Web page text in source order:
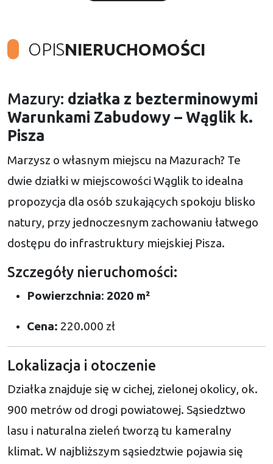
OPISNIERUCHOMOŚCI
Mazury: działka z bezterminowymi
Warunkami Zabudowy – Wąglik k.
Pisza
Marzysz o własnym miejscu na Mazurach? Te
dwie działki w miejscowości Wąglik to idealna
propozycja dla osób szukających spokoju blisko
natury, przy jednoczesnym zachowaniu łatwego
dostępu do infrastruktury miejskiej Pisza.
Szczegóły nieruchomości:
Powierzchnia: 2020 m²
Cena: 220.000 zł
Lokalizacja i otoczenie
Działka znajduje się w cichej, zielonej okolicy, ok.
900 metrów od drogi powiatowej. Sąsiedztwo
lasu i naturalna zieleń tworzą tu kameralny
klimat. W najbliższym sąsiedztwie pojawia się